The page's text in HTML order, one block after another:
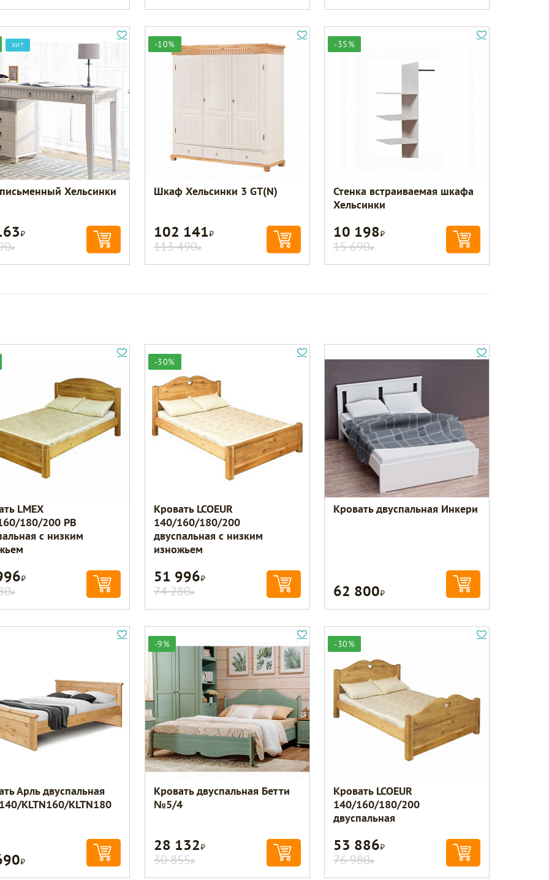
ХИТ
Хельсинки
Р
Р
-10%
Шкаф Хельсинки 3 GT(N)
102 141Р
113 490Р
-35%
Стенка встраиваемая шкафа
Хельсинки
10 198Р
15 690Р
LMEX
180/200 PB
с низким
Р
Р
-30%
Кровать LCOEUR
140/160/180/200
двуспальная с низким
изножьем
51 996Р
74 280Р
Кровать двуспальная Инкери
62 800Р
Арль двуспальная
KLTN160/KLTN180
Р
-9%
Кровать двуспальная Бетти
№5/4
28 132Р
30 855Р
-30%
Кровать LCOEUR
140/160/180/200
двуспальная
53 886Р
76 980Р